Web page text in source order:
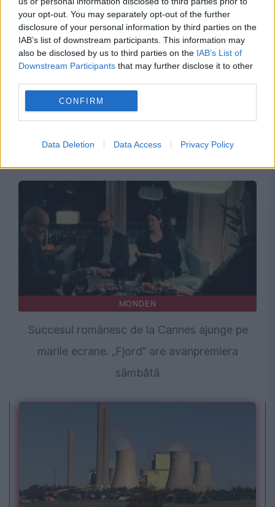
your opt-out. You may separately opt-out of the further
disclosure of your personal information by third parties on the
IAB’s list of downstream participants. This information may
also be disclosed by us to third parties on the IAB’s List of
Downstream Participants that may further disclose it to other
CONFIRM
Data Deletion Data Access Privacy Policy
Detaliul ținut secret de familia actorului
MONDEN
Succesul românesc de la Cannes ajunge pe
marile ecrane. „Fjord” are avanpremiera
sâmbătă